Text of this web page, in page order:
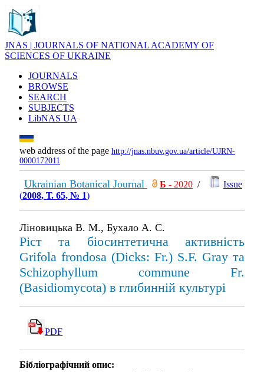
JNAS | JOURNALS OF NATIONAL ACADEMY OF
SCIENCES OF UKRAINE
JOURNALS
BROWSE
SEARCH
SUBJECTS
LibNAS UA
web address of the page http://jnas.nbuv.gov.ua/article/UJRN-
0000172011
Ukrainian Botanical Journal Б - 2020 /
Issue
(2008, Т. 65, № 1)
Ліновицька В. М., Бухало А. С.
Ріст та біосинтетична активність
Grifola frondosa (Dicks: Fr.) S.F. Gray та
Schizophyllum commune Fr.
(Basidiomycota) в глибинній культурі
PDF
Бібліографічний опис: